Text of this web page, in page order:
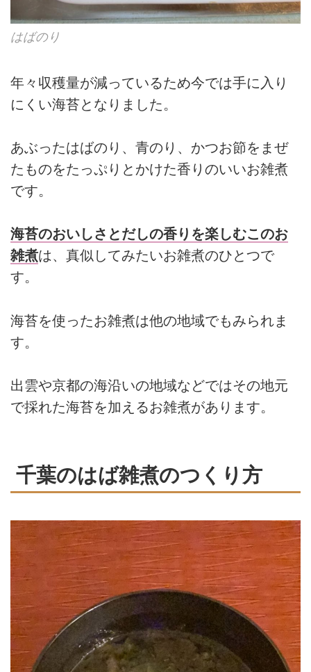
はばのり
年々収穫量が減っているため今では手に入り
にくい海苔となりました。
あぶったはばのり、青のり、かつお節をまぜ
たものをたっぷりとかけた香りのいいお雑煮
です。
海苔のおいしさとだしの香りを楽しむこのお
雑煮は、真似してみたいお雑煮のひとつで
す。
海苔を使ったお雑煮は他の地域でもみられま
す。
出雲や京都の海沿いの地域などではその地元
で採れた海苔を加えるお雑煮があります。
千葉のはば雑煮のつくり方